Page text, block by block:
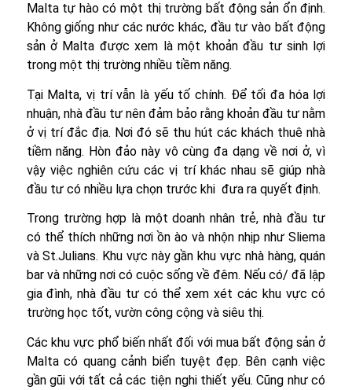
Malta tự hào có một thị trường bất động sản ổn định.
Không giống như các nước khác, đầu tư vào bất động
sản ở Malta được xem là một khoản đầu tư sinh lợi
trong một thị trường nhiều tiềm năng.
Tại Malta, vị trí vẫn là yếu tố chính. Để tối đa hóa lợi
nhuận, nhà đầu tư nên đảm bảo rằng khoản đầu tư nằm
ở vị trí đắc địa. Nơi đó sẽ thu hút các khách thuê nhà
tiềm năng. Hòn đảo này vô cùng đa dạng về nơi ở, vì
vậy việc nghiên cứu các vị trí khác nhau sẽ giúp nhà
đầu tư có nhiều lựa chọn trước khi đưa ra quyết định.
Trong trường hợp là một doanh nhân trẻ, nhà đầu tư
có thể thích những nơi ồn ào và nhộn nhịp như Sliema
và St.Julians. Khu vực này gần khu vực nhà hàng, quán
bar và những nơi có cuộc sống về đêm. Nếu có/ đã lập
gia đình, nhà đầu tư có thể xem xét các khu vực có
trường học tốt, vườn công cộng và siêu thị.
Các khu vực phổ biến nhất đối với mua bất động sản ở
Malta có quang cảnh biển tuyệt đẹp. Bên cạnh việc
gần gũi với tất cả các tiện nghi thiết yếu. Cũng như có